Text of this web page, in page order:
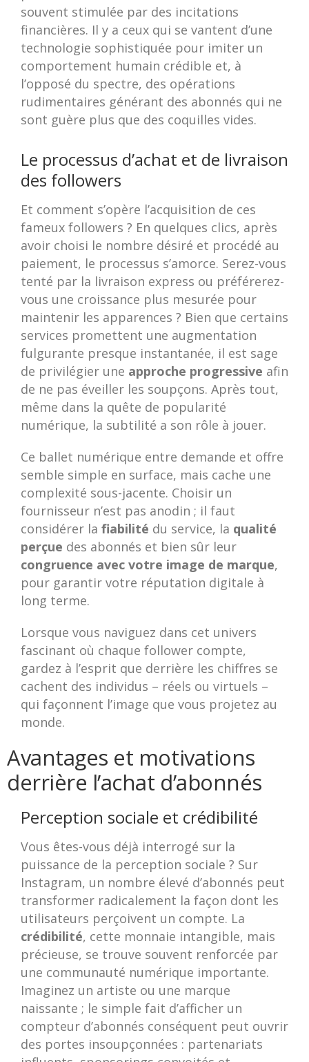
souvent stimulée par des incitations
financières. Il y a ceux qui se vantent d’une
technologie sophistiquée pour imiter un
comportement humain crédible et, à
l’opposé du spectre, des opérations
rudimentaires générant des abonnés qui ne
sont guère plus que des coquilles vides.
Le processus d’achat et de livraison
des followers
Et comment s’opère l’acquisition de ces
fameux followers ? En quelques clics, après
avoir choisi le nombre désiré et procédé au
paiement, le processus s’amorce. Serez-vous
tenté par la livraison express ou préférerez-
vous une croissance plus mesurée pour
maintenir les apparences ? Bien que certains
services promettent une augmentation
fulgurante presque instantanée, il est sage
de privilégier une approche progressive afin
de ne pas éveiller les soupçons. Après tout,
même dans la quête de popularité
numérique, la subtilité a son rôle à jouer.
Ce ballet numérique entre demande et offre
semble simple en surface, mais cache une
complexité sous-jacente. Choisir un
fournisseur n’est pas anodin ; il faut
considérer la fiabilité du service, la qualité
perçue des abonnés et bien sûr leur
congruence avec votre image de marque,
pour garantir votre réputation digitale à
long terme.
Lorsque vous naviguez dans cet univers
fascinant où chaque follower compte,
gardez à l’esprit que derrière les chiffres se
cachent des individus – réels ou virtuels –
qui façonnent l’image que vous projetez au
monde.
Avantages et motivations
derrière l’achat d’abonnés
Perception sociale et crédibilité
Vous êtes-vous déjà interrogé sur la
puissance de la perception sociale ? Sur
Instagram, un nombre élevé d’abonnés peut
transformer radicalement la façon dont les
utilisateurs perçoivent un compte. La
crédibilité, cette monnaie intangible, mais
précieuse, se trouve souvent renforcée par
une communauté numérique importante.
Imaginez un artiste ou une marque
naissante ; le simple fait d’afficher un
compteur d’abonnés conséquent peut ouvrir
des portes insoupçonnées : partenariats